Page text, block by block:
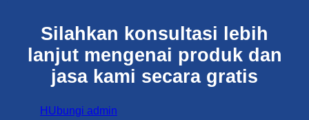
Silahkan konsultasi lebih
lanjut mengenai produk dan
jasa kami secara gratis
HUbungi admin